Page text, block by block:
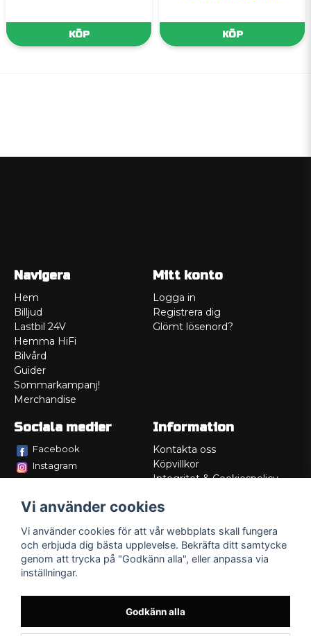
KÖP KÖP
Navigera
Hem
Billjud
Lastbil 24V
Hemma HiFi
Bilvård
Guider
Sommarkampanj!
Merchandise
Mitt konto
Logga in
Registrera dig
Glömt lösenord?
Sociala medier
Facebook
Instagram
Information
Kontakta oss
Köpvillkor
Integritet & Cookiespolicy
Service/Garanti
Lådritning
Om oss
Vi använder cookies
Vi använder cookies för att vår webbplats skall fungera
och erbjuda dig bästa upplevelse. Bekräfta ditt samtycke
genom att trycka på "Godkänn alla", eller anpassa via
inställningar.
Godkänn alla